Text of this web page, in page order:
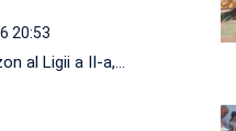
20:53
al Ligii a II-a,…